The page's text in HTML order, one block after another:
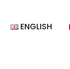
ENGLISH